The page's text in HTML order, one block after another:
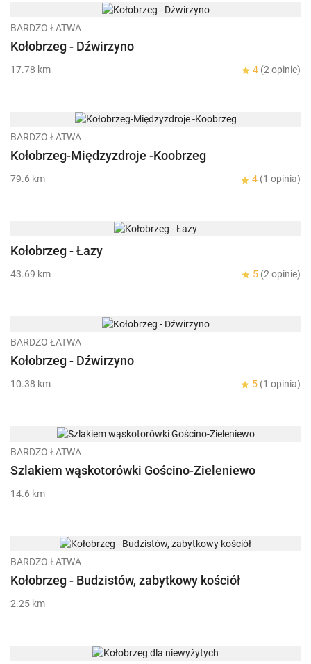
BARDZO ŁATWA
Kołobrzeg - Dźwirzyno
17.78 km 4 (2 opinie)
BARDZO ŁATWA
Kołobrzeg-Międzyzdroje -Koobrzeg
79.6 km 4 (1 opinia)
Kołobrzeg - Łazy
43.69 km 5 (2 opinie)
BARDZO ŁATWA
Kołobrzeg - Dźwirzyno
10.38 km 5 (1 opinia)
BARDZO ŁATWA
Szlakiem wąskotorówki Gościno-Zieleniewo
14.6 km
BARDZO ŁATWA
Kołobrzeg - Budzistów, zabytkowy kościół
2.25 km